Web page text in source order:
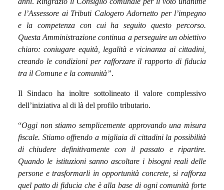
e l’Assessore ai Tributi Calogero Adornetto per l’impegno
e la competenza con cui ha seguito questo percorso.
Questa Amministrazione continua a perseguire un obiettivo
chiaro: coniugare equità, legalità e vicinanza ai cittadini,
creando le condizioni per rafforzare il rapporto di fiducia
tra il Comune e la comunità”.
Il Sindaco ha inoltre sottolineato il valore complessivo
dell’iniziativa al di là del profilo tributario.
“Oggi non stiamo semplicemente approvando una misura
fiscale. Stiamo offrendo a migliaia di cittadini la possibilità
di chiudere definitivamente con il passato e ripartire.
Quando le istituzioni sanno ascoltare i bisogni reali delle
persone e trasformarli in opportunità concrete, si rafforza
quel patto di fiducia che è alla base di ogni comunità forte